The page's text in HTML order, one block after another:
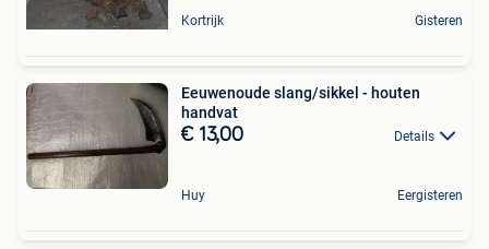
Kortrijk Gisteren
Eeuwenoude slang/sikkel - houten
handvat
€ 13,00 Details
Huy Eergisteren